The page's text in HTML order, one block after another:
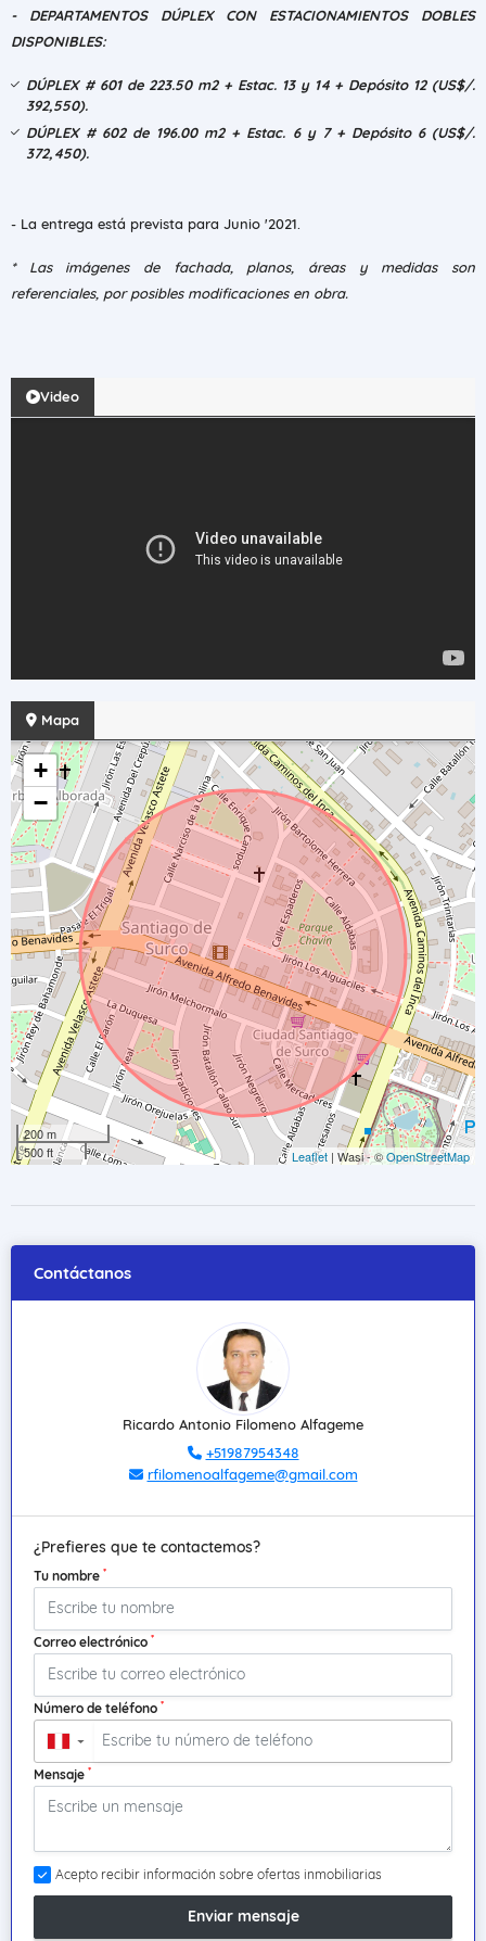
- DEPARTAMENTOS DÚPLEX CON ESTACIONAMIENTOS DOBLES
DISPONIBLES:
DÚPLEX # 601 de 223.50 m2 + Estac. 13 y 14 + Depósito 12 (US$/.
392,550).
DÚPLEX # 602 de 196.00 m2 + Estac. 6 y 7 + Depósito 6 (US$/.
372,450).
- La entrega está prevista para Junio '2021.
* Las imágenes de fachada, planos, áreas y medidas son
referenciales, por posibles modificaciones en obra.
Video
Mapa
+
−
200 m
500 ft
Leaflet | Wasi - ©OpenStreetMap
Contáctanos
Ricardo Antonio Filomeno Alfageme
+51987954348
rfilomenoalfageme@gmail.com
¿Prefieres que te contactemos?
Tu nombre *
Correo electrónico *
Número de teléfono *
▼
Mensaje *
Acepto recibir información sobre ofertas inmobiliarias
Enviar mensaje